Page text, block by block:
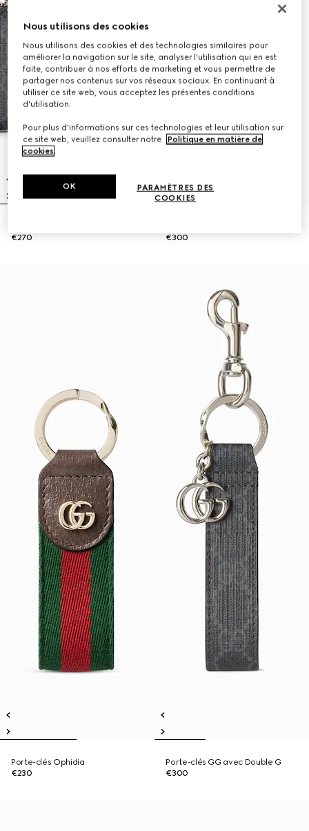
€270
€300
Porte-clés Ophidia
€230
Porte-clés GG avec Double G
€300
Nous utilisons des cookies
Nous utilisons des cookies et des technologies similaires pour
améliorer la navigation sur le site, analyser l'utilisation qui en est
faite, contribuer à nos efforts de marketing et vous permettre de
partager nos contenus sur vos réseaux sociaux. En continuant à
utiliser ce site web, vous acceptez les présentes conditions
d'utilisation.
Pour plus d'informations sur ces technologies et leur utilisation sur
ce site web, veuillez consulter notre
Politique en matière de
cookies.
PARAMÈTRES DES
COOKIES
OK